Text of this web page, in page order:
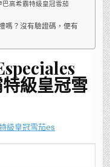
高希霸特級皇冠雪茄
嗎？沒有驗證碼，便有
級皇冠雪